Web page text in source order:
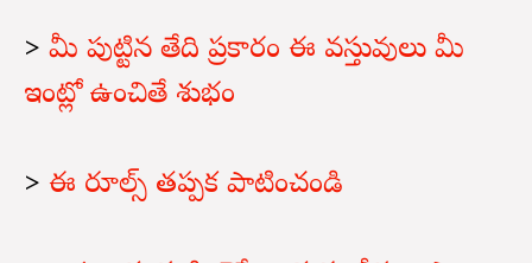
> మీ పుట్టిన తేది ప్రకారం ఈ వస్తువులు మీ
ఇంట్లో ఉంచితే శుభం
> ఈ రూల్స్ తప్పక పాటించండి